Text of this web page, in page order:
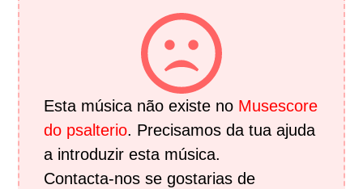
Esta música não existe no Musescore
do psalterio. Precisamos da tua ajuda
a introduzir esta música.
Contacta-nos se gostarias de